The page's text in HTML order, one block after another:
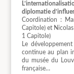
diplomatie
Coordination :
Capitole) et
1 Capitole)
Le
continue au plan
du musée du
française…